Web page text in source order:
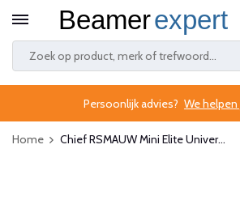
Persoonlijk advies? We helpen
Home Chief RSMAUW Mini Elite Univer...